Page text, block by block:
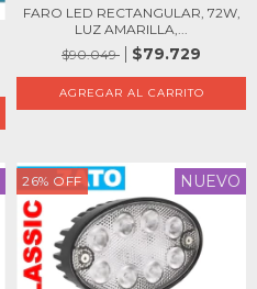
FARO LED RECTANGULAR, 72W,
LUZ AMARILLA,...
$90.049
$79.729
26% OFF NUEVO